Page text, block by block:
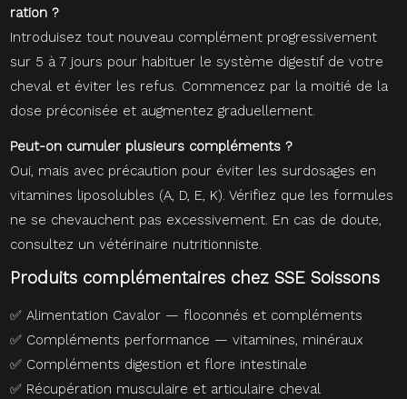
ration ?
Introduisez tout nouveau complément progressivement
sur 5 à 7 jours pour habituer le système digestif de votre
cheval et éviter les refus. Commencez par la moitié de la
dose préconisée et augmentez graduellement.
Peut-on cumuler plusieurs compléments ?
Oui, mais avec précaution pour éviter les surdosages en
vitamines liposolubles (A, D, E, K). Vérifiez que les formules
ne se chevauchent pas excessivement. En cas de doute,
consultez un vétérinaire nutritionniste.
Produits complémentaires chez SSE Soissons
✅Alimentation Cavalor — floconnés et compléments
✅ Compléments performance — vitamines, minéraux
✅ Compléments digestion et flore intestinale
✅ Récupération musculaire et articulaire cheval